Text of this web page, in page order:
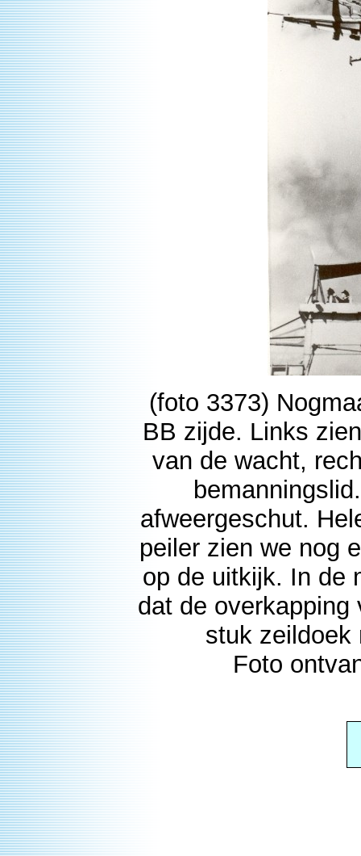
(foto 3373)
BB zijde. Links
van de wacht,
afweergeschut.
peiler zien we nog
op de uitkijk. In de
dat de overkapping
stuk zeildoek
Foto